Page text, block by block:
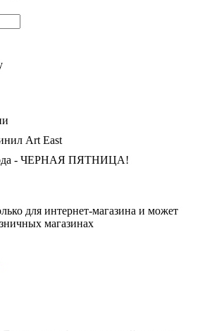
Art East
- ЧЕРНАЯ ПЯТНИЦА!
для интернет-магазина и может
магазинах